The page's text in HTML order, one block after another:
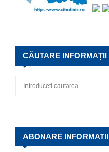
CĂUTARE INFORMAȚII
f
ABONARE INFORMATII